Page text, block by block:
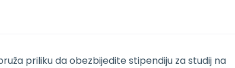
priliku da obezbijedite stipendiju za studij na